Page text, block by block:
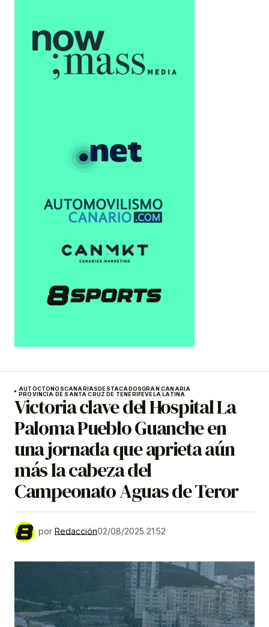
AUTÓCTONOSCANARIASDESTACADOSGRAN CANARIA
PROVINCIA DE SANTA CRUZ DE TENERIFEVELA LATINA
Victoria clave del Hospital La
Paloma Pueblo Guanche en
una jornada que aprieta aún
más la cabeza del
Campeonato Aguas de Teror
por Redacción02/08/2025 21:52